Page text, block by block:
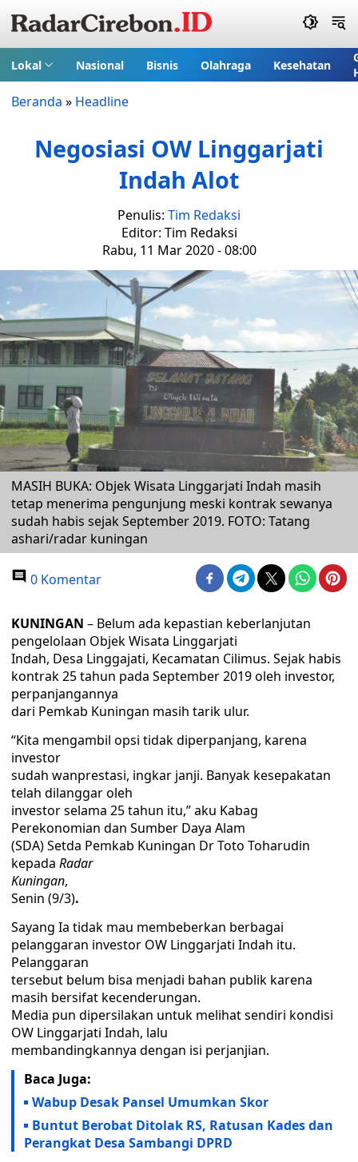
Lokal Nasional Bisnis Olahraga Kesehatan
Beranda » Headline
Negosiasi OW Linggarjati
Indah Alot
Penulis: Tim Redaksi
Editor: Tim Redaksi
Rabu, 11 Mar 2020 - 08:00
MASIH BUKA: Objek Wisata Linggarjati Indah masih
tetap menerima pengunjung meski kontrak sewanya
sudah habis sejak September 2019. FOTO: Tatang
ashari/radar kuningan
0 Komentar
KUNINGAN – Belum ada kepastian keberlanjutan
pengelolaan Objek Wisata Linggarjati
Indah, Desa Linggajati, Kecamatan Cilimus. Sejak habis
kontrak 25 tahun pada September 2019 oleh investor,
perpanjangannya
dari Pemkab Kuningan masih tarik ulur.
“Kita mengambil opsi tidak diperpanjang, karena
investor
sudah wanprestasi, ingkar janji. Banyak kesepakatan
telah dilanggar oleh
investor selama 25 tahun itu,” aku Kabag
Perekonomian dan Sumber Daya Alam
(SDA) Setda Pemkab Kuningan Dr Toto Toharudin
kepada Radar
Kuningan,
Senin (9/3).
Sayang Ia tidak mau membeberkan berbagai
pelanggaran investor OW Linggarjati Indah itu.
Pelanggaran
tersebut belum bisa menjadi bahan publik karena
masih bersifat kecenderungan.
Media pun dipersilakan untuk melihat sendiri kondisi
OW Linggarjati Indah, lalu
membandingkannya dengan isi perjanjian.
Baca Juga:
Wabup Desak Pansel Umumkan Skor
Buntut Berobat Ditolak RS, Ratusan Kades dan
Perangkat Desa Sambangi DPRD